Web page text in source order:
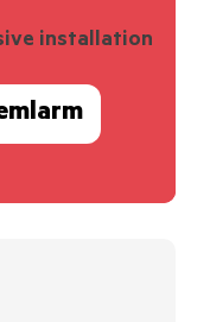
installation